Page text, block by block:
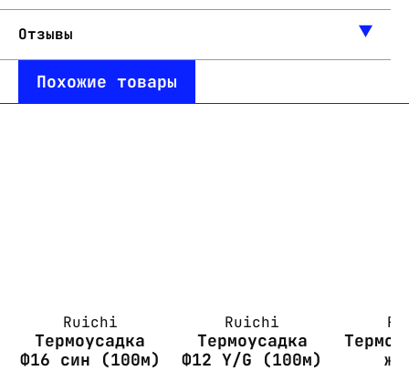
Отзывы
Похожие товары
Ruichi
Термоусадка
Ф16 син (100м)
Ruichi
Термоусадка
Ф12 Y/G (100м)